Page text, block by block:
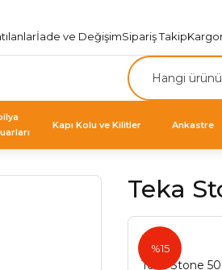
İade ve DeğişimSipariş Takip
Kapı Kolu ve Kilitler Ankastre
Teka
%15
Teka
Teka Stone